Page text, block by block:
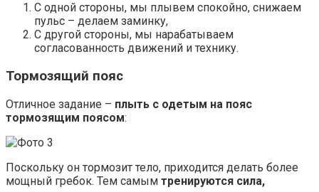
С одной стороны, мы плывем спокойно, снижаем
пульс – делаем заминку,
С другой стороны, мы нарабатываем
согласованность движений и технику.
Тормозящий пояс
Отличное задание – плыть с одетым на пояс
тормозящим поясом:
Поскольку он тормозит тело, приходится делать более
мощный гребок. Тем самым тренируются сила,